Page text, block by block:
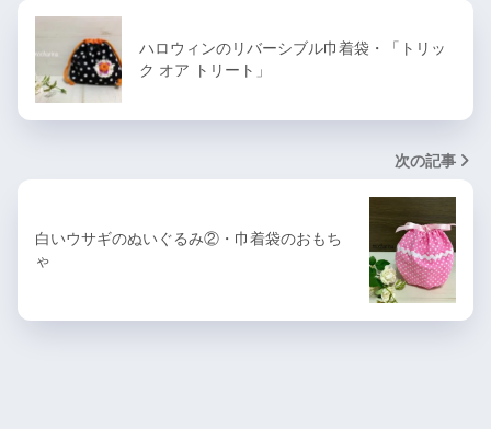
ハロウィンのリバーシブル巾着袋・「トリッ
ク オア トリート」
次の記事
白いウサギのぬいぐるみ②・巾着袋のおもち
ゃ